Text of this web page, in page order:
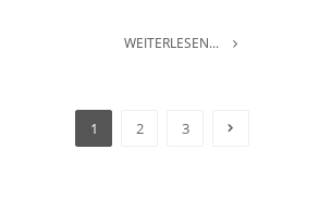
WEITERLESEN...
1 2 3